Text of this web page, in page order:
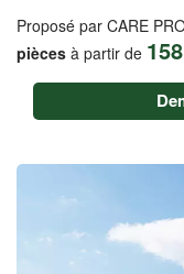
Proposé par CARE
pièces à partir de